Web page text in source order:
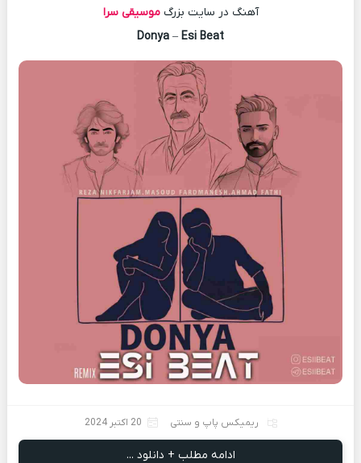
آهنگ در سایت بزرگموسیقی سرا
Donya – Esi Beat
ریمیکس پاپ و سنتی 20 اکتبر 2024
ادامه مطلب + دانلود ...